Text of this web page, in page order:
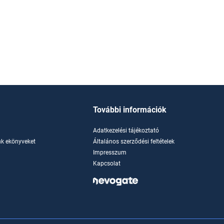
ekönyveket
További információk
Adatkezelési tájékoztató
Általános szerződési feltételek
Impresszum
Kapcsolat